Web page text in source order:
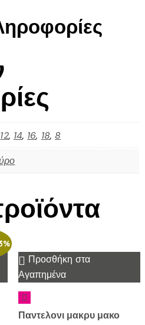
12, 14, 16, 18, 8
Προσθήκη στα
Αγαπημένα
Παντελονι μακρυ μακο